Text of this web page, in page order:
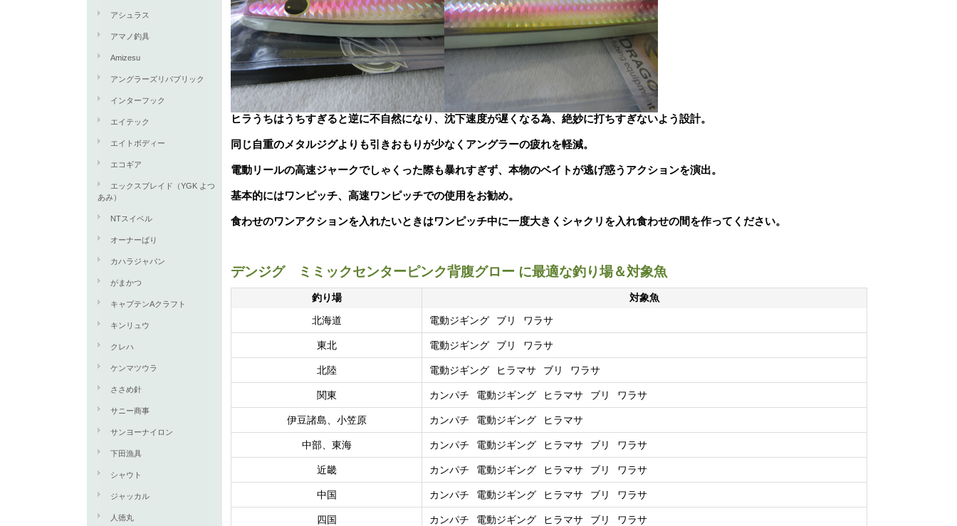
アシュラス
アマノ釣具
Amizesu
アングラーズリパブリック
インターフック
エイテック
エイトボディー
エコギア
エックスブレイド（YGK よつ
あみ）
NTスイベル
オーナーばり
カハラジャパン
がまかつ
キャプテンAクラフト
キンリュウ
クレハ
ケンマツウラ
ささめ針
サニー商事
サンヨーナイロン
下田漁具
シャウト
ジャッカル
人徳丸
ヒラうちはうちすぎると逆に不自然になり、沈下速度が遅くなる為、絶妙に打ちすぎないよう設計。
同じ自重のメタルジグよりも引きおもりが少なくアングラーの疲れを軽減。
電動リールの高速ジャークでしゃくった際も暴れすぎず、本物のベイトが逃げ惑うアクションを演出。
基本的にはワンピッチ、高速ワンピッチでの使用をお勧め。
食わせのワンアクションを入れたいときはワンピッチ中に一度大きくシャクリを入れ食わせの間を作ってください。
デンジグ ミミックセンターピンク背腹グロー に最適な釣り場＆対象魚
釣り場
対象魚
北海道
電動ジギング ブリ ワラサ
東北 電動ジギング ブリ ワラサ
北陸 電動ジギング ヒラマサ ブリ ワラサ
関東 カンパチ 電動ジギング ヒラマサ ブリ ワラサ
伊豆諸島、小笠原 カンパチ 電動ジギング ヒラマサ
中部、東海 カンパチ 電動ジギング ヒラマサ ブリ ワラサ
近畿 カンパチ 電動ジギング ヒラマサ ブリ ワラサ
中国 カンパチ 電動ジギング ヒラマサ ブリ ワラサ
四国 カンパチ 電動ジギング ヒラマサ ブリ ワラサ